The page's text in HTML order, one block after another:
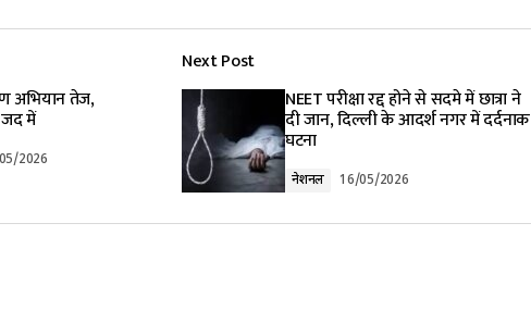
Required fields are marked
अभियान तेज,
जद में
2026
Next Post
NEET परीक्षा रद्द होने से सदमे में छात्रा ने
दी जान, दिल्ली के आदर्श नगर में दर्दनाक
घटना
नेशनल 16/05/2026